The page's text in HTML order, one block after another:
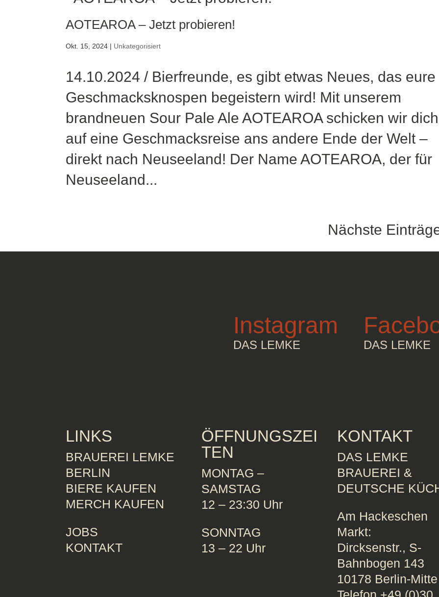
AOTEAROA – Jetzt probieren!
Okt. 15, 2024 | Unkategorisiert
14.10.2024 / Bierfreunde, es gibt etwas Neues, das eure
Geschmacksknospen begeistern wird! Mit unserem
brandneuen Sour Pale Ale AOTEAROA schicken wir dich
auf eine Geschmacksreise ans andere Ende der Welt –
direkt nach Neuseeland! Der Name AOTEAROA, der für
Neuseeland...
Nächste
Instagram
DAS LEMKE DAS LEMKE
LINKS
BRAUEREI LEMKE
BERLIN
BIERE KAUFEN
MERCH KAUFEN
JOBS
KONTAKT
ÖFFNUNGSZEI
TEN
MONTAG –
SAMSTAG
12 – 23:30 Uhr
SONNTAG
13 – 22 Uhr
KONTAKT
DAS LEMKE
BRAUEREI &
DEUTSCHE
Am Hackeschen
Markt:
Dircksenstr., S-
Bahnbogen 143
10178 Berlin-Mitte